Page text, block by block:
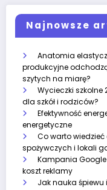
Najnowsze
Anatomia
produkcyjne
szytych na miarę?
Wycieczki
dla szkół i rodziców?
Efektywność
energetyczne
Co warto
spożywczych i lokali
Kampania Google
koszt reklamy
Jak nauka śpiewu